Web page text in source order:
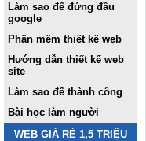
Làm sao để đứng đầu
google
Phần mềm thiết kế web
Hướng dẫn thiết kế web
site
Làm sao để thành công
Bài học làm người
WEB GIÁ RẺ 1,5 TRIỆU